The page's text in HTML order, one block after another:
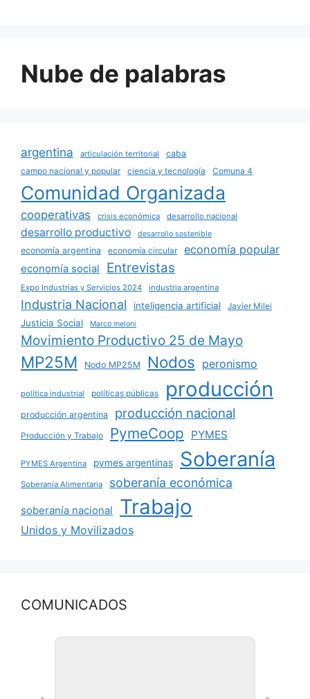
Nube de palabras
argentina articulación territorial
caba
campo nacional y popular
ciencia y tecnología Comuna 4
Comunidad Organizada
cooperativas crisis económica desarrollo nacional
desarrollo productivo desarrollo sostenible
economía argentina economía circular economía popular
economía social Entrevistas
Expo Industrias y Servicios 2024 industria argentina
Industria Nacional inteligencia artificial Javier Milei
Justicia Social Marco meloni
Movimiento Productivo 25 de Mayo
MP25M Nodo MP25M Nodos peronismo
política industrial políticas públicas producción
producción argentina producción nacional
Producción y Trabajo PymeCoop PYMES
PYMES Argentina pymes argentinas Soberanía
Soberanía Alimentaria soberanía económica
soberanía nacional Trabajo
Unidos y Movilizados
COMUNICADOS